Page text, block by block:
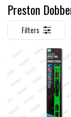
Preston
Filters